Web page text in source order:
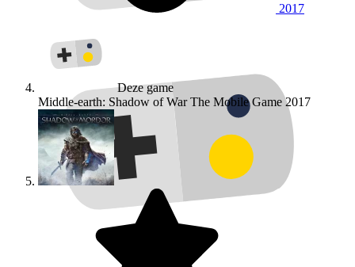
2017
Deze game
Middle-earth: Shadow of War The Mobile Game 2017